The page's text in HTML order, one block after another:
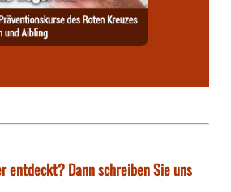
entdeckt? Dann schreiben Sie uns